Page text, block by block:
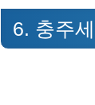
6. 충주